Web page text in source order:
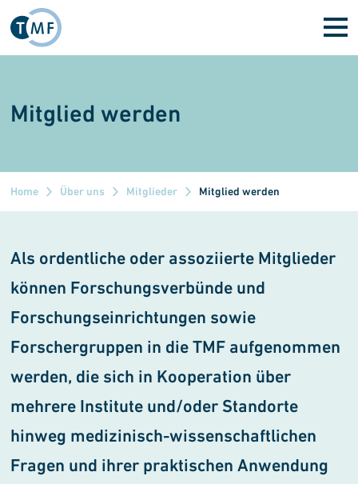
Direkt zum Inhalt
Mitglied werden
Home Über uns Mitglieder Mitglied werden
Als ordentliche oder assoziierte Mitglieder
können Forschungsver­bünde und
Forschungseinrich­tungen sowie
Forschergruppen in die TMF aufgenommen
werden, die sich in Kooperation über
mehrere Institute und/oder Standorte
hinweg medizinisch-wissenschaftlichen
Fragen und ihrer praktischen Anwendung